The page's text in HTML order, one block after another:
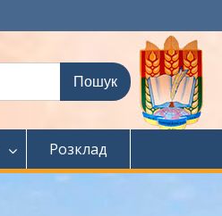
Розклад